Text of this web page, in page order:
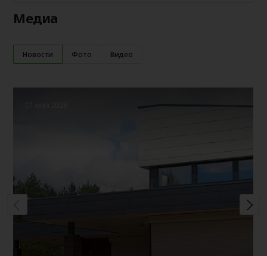
Медиа
Новости Фото Видео